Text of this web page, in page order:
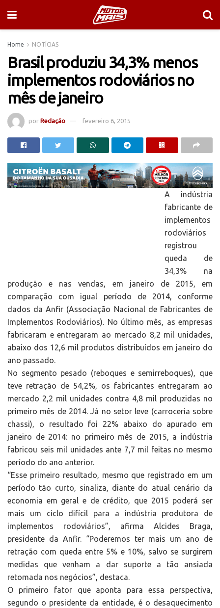
Home NOTÍCIAS
Brasil produziu 34,3% menos
implementos rodoviários no
mês de janeiro
por Redação fevereiro 6, 2015
A indústria
fabricante de
implementos
rodoviários
registrou
queda de
34,3% na
produção e nas vendas, em janeiro de 2015, em
comparação com igual período de 2014, conforme
dados da Anfir (Associação Nacional de Fabricantes de
Implementos Rodoviários). No último mês, as empresas
fabricaram e entregaram ao mercado 8,2 mil unidades,
abaixo dos 12,6 mil produtos distribuídos em janeiro do
ano passado.
No segmento pesado (reboques e semirreboques), que
teve retração de 54,2%, os fabricantes entregaram ao
mercado 2,2 mil unidades contra 4,8 mil produzidas no
primeiro mês de 2014. Já no setor leve (carroceria sobre
chassi), o resultado foi 22% abaixo do apurado em
janeiro de 2014: no primeiro mês de 2015, a indústria
fabricou seis mil unidades ante 7,7 mil feitas no mesmo
período do ano anterior.
“Esse primeiro resultado, mesmo que registrado em um
período tão curto, sinaliza, diante do atual cenário da
economia em geral e de crédito, que 2015 poderá ser
mais um ciclo difícil para a indústria produtora de
implementos rodoviários”, afirma Alcides Braga,
presidente da Anfir. “Poderemos ter mais um ano de
retração com queda entre 5% e 10%, salvo se surgirem
medidas que venham a dar suporte a tão ansiada
retomada nos negócios”, destaca.
O primeiro fator que aponta para essa perspectiva,
segundo o presidente da entidade, é o desaquecimento